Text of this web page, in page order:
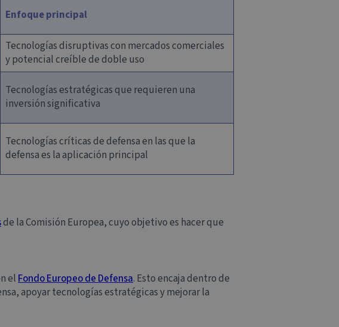
Enfoque principal
Tecnologías disruptivas con mercados comerciales
y potencial creíble de doble uso
Tecnologías estratégicas que requieren una
inversión significativa
Tecnologías críticas de defensa en las que la
defensa es la aplicación principal
de la Comisión Europea, cuyo objetivo es hacer que
elFondo Europeo de Defensa. Esto encaja dentro de
apoyar tecnologías estratégicas y mejorar la